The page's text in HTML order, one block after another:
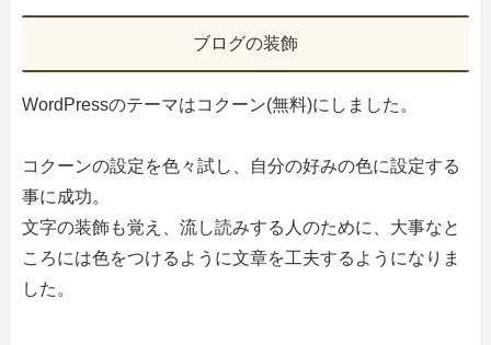
ブログの装飾
WordPressのテーマはコクーン(無料)にしました。
コクーンの設定を色々試し、自分の好みの色に設定する
事に成功。
文字の装飾も覚え、流し読みする人のために、大事なと
ころには色をつけるように文章を工夫するようになりま
した。